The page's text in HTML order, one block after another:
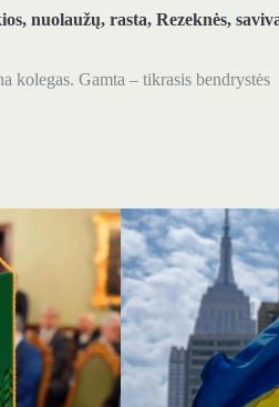
, nuolaužų, rasta, Rezeknės,
kolegas. Gamta – tikrasis bendrystės